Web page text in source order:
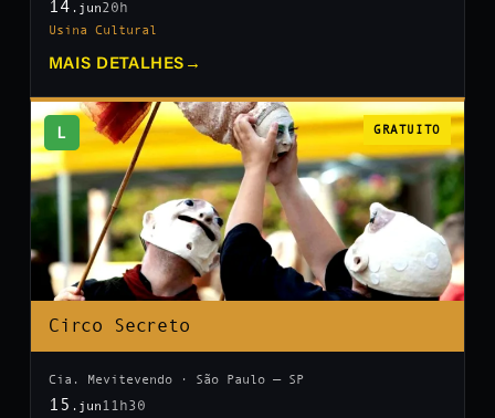
14 .jun20h
Usina Cultural
MAIS DETALHES →
L GRATUITO
Circo Secreto
Cia. Mevitevendo · São Paulo — SP
15 .jun 11h30